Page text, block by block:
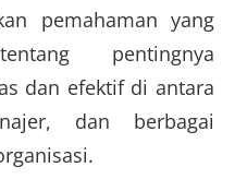
pemahaman yang
pentingnya
dan efektif di antara
dan berbagai